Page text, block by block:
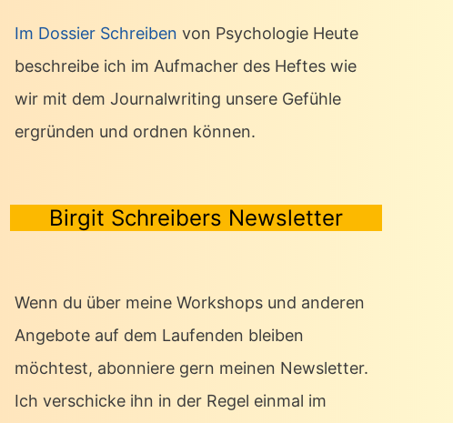
Im Dossier Schreiben von Psychologie Heute
beschreibe ich im Aufmacher des Heftes wie
wir mit dem Journalwriting unsere Gefühle
ergründen und ordnen können.
Birgit Schreibers Newsletter
Wenn du über meine Workshops und anderen
Angebote auf dem Laufenden bleiben
möchtest, abonniere gern meinen Newsletter.
Ich verschicke ihn in der Regel einmal im